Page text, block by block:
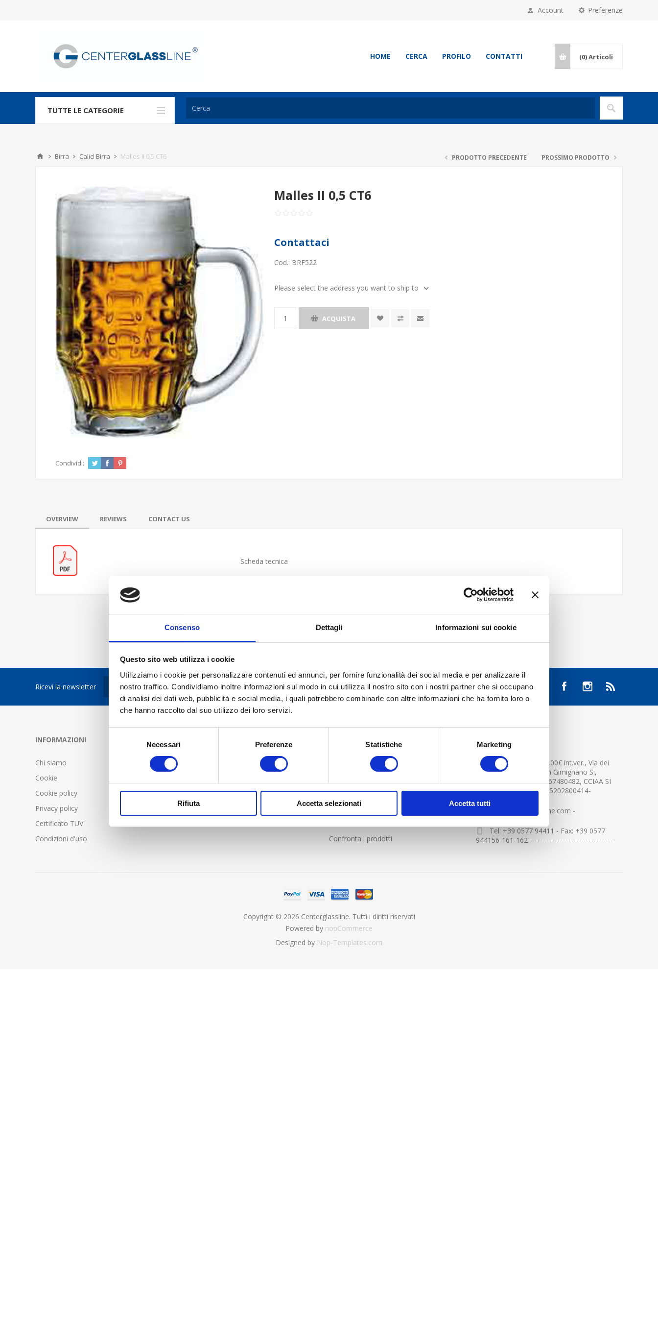
Consenso Dettagli Informazioni sui cookie
Questo sito web utilizza i cookie
Utilizziamo i cookie per personalizzare contenuti ed annunci, per fornire funzionalità dei social media e per analizzare il
nostro traffico. Condividiamo inoltre informazioni sul modo in cui utilizza il nostro sito con i nostri partner che si occupano
di analisi dei dati web, pubblicità e social media, i quali potrebbero combinarle con altre informazioni che ha fornito loro o
che hanno raccolto dal suo utilizzo dei loro servizi.
Necessari Preferenze Statistiche Marketing
Rifiuta Accetta selezionati Accetta tutti
Preferenze
Account
HOME CERCA PROFILO CONTATTI (0)Articoli
TUTTE LE CATEGORIE
Birra Calici Birra Malles II 0,5 CT6 PRODOTTO PRECEDENTE PROSSIMO PRODOTTO
Malles II 0,5 CT6
Contattaci
Cod.: BRF522
Please select the address you want to ship to
ACQUISTA
Condividi:
OVERVIEW REVIEWS CONTACT US
Scheda tecnica
Ricevi la newsletter
INFORMAZIONI
Chi siamo
Cookie
Cookie policy
Privacy policy
Certificato TUV
Condizioni d'uso
FAQ - Domande frequenti
Spedizione e resi
Ordini
Carrello
Confronta i prodotti
CONTATTACI
Cap.soc. 2.500.000,00€ int.ver., Via dei
platani n. 15, 53037 San Gimignano Si,
Part.IVA e Cod.Fisc.04367480482, CCIAA SI
n.94391 , MOCA=IT0905202800414-
info@centerglassline.com -
Tel: +39 0577 94411 - Fax: +39 0577
944156-161-162 ----------------------------------
Copyright © 2026 Centerglassline. Tutti i diritti riservati
Powered by nopCommerce
Designed by Nop-Templates.com